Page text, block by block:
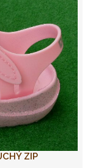
ZIP